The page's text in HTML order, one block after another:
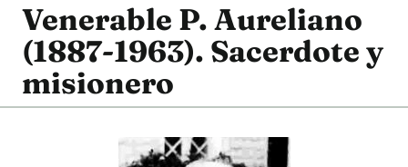
Venerable P. Aureliano
(1887-1963). Sacerdote y
misionero